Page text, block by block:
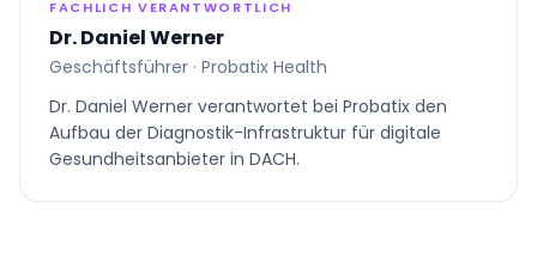
FACHLICH VERANTWORTLICH
Dr. Daniel Werner
Geschäftsführer · Probatix Health
Dr. Daniel Werner verantwortet bei Probatix den
Aufbau der Diagnostik-Infrastruktur für digitale
Gesundheitsanbieter in DACH.